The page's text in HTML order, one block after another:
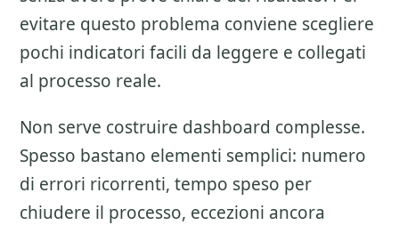
evitare questo problema conviene scegliere
pochi indicatori facili da leggere e collegati
al processo reale.
Non serve costruire dashboard complesse.
Spesso bastano elementi semplici: numero
di errori ricorrenti, tempo speso per
chiudere il processo, eccezioni ancora